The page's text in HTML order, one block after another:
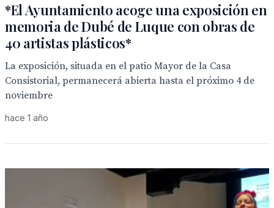
*El Ayuntamiento acoge una exposición en
memoria de Dubé de Luque con obras de
40 artistas plásticos*
La exposición, situada en el patio Mayor de la Casa
Consistorial, permanecerá abierta hasta el próximo 4 de
noviembre
hace 1 año